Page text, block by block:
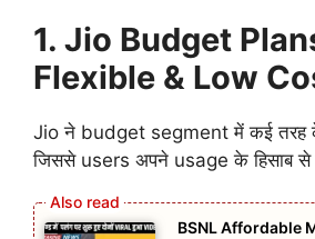
1. Jio Budget
Flexible & Low
Jio ने budget segment में कई तरह
जिससे users अपने usage के हिसाब
BSNL Affordable